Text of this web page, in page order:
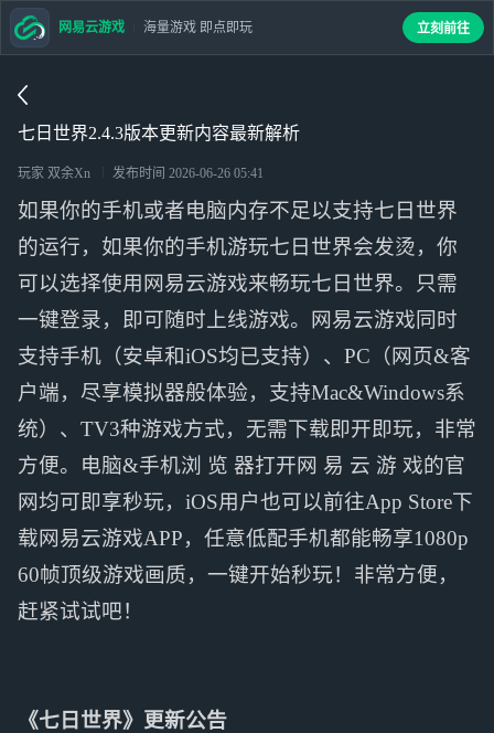
七日世界2.4.3版本更新内容最新解析
玩家 双余Xn 发布时间 2026-06-26 05:41
如果你的手机或者电脑内存不足以支持七日世界
的运行，如果你的手机游玩七日世界会发烫，你
可以选择使用网易云游戏来畅玩七日世界。只需
一键登录，即可随时上线游戏。网易云游戏同时
支持手机（安卓和iOS均已支持）、PC（网页&客
户端，尽享模拟器般体验，支持Mac&Windows系
统）、TV3种游戏方式，无需下载即开即玩，非常
方便。电脑&手机浏 览 器打开网 易 云 游 戏的官
网均可即享秒玩，iOS用户也可以前往App Store下
载网易云游戏APP，任意低配手机都能畅享1080p
60帧顶级游戏画质，一键开始秒玩！非常方便，
赶紧试试吧！
《七日世界》更新公告
网易云游戏 海量游戏 即点即玩 立刻前往